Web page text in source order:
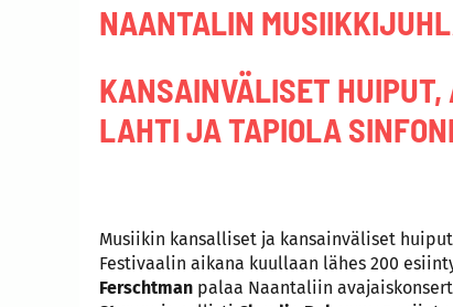
NAANTALIN
KANSAINVÄLISET
LAHTI JA TAPIOLA
Musiikin kansalliset ja kansainväliset
Festivaalin aikana kuullaan lähes 200
Ferschtman palaa Naantaliin